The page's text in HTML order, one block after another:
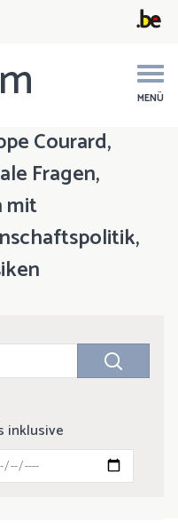
MENÜ
Courard,
Fragen,
mit
inklusive